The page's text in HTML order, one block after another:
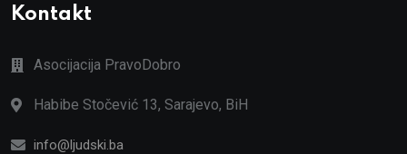
Kontakt
Asocijacija PravoDobro
Habibe Stočević 13, Sarajevo, BiH
info@ljudski.ba